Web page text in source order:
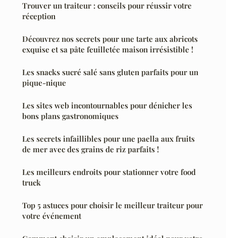
Trouver un traiteur : conseils pour réussir votre
réception
Découvrez nos secrets pour une tarte aux abricots
exquise et sa pâte feuilletée maison irrésistible !
Les snacks sucré salé sans gluten parfaits pour un
pique-nique
Les sites web incontournables pour dénicher les
bons plans gastronomiques
Les secrets infaillibles pour une paella aux fruits
de mer avec des grains de riz parfaits !
Les meilleurs endroits pour stationner votre food
truck
Top 5 astuces pour choisir le meilleur traiteur pour
votre événement